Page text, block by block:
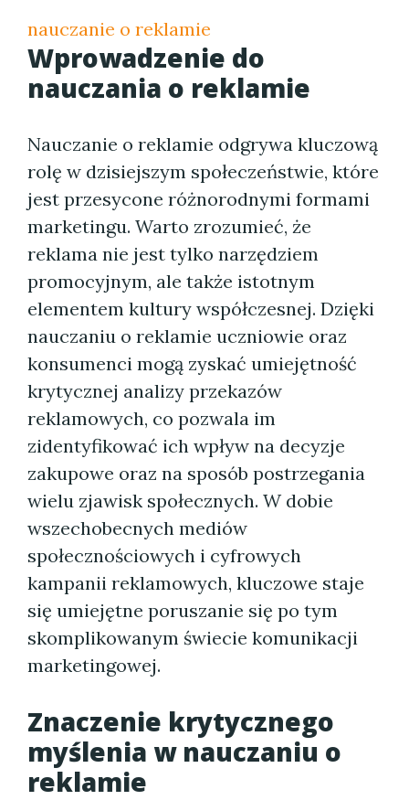
nauczanie o reklamie
Wprowadzenie do
nauczania o reklamie
Nauczanie o reklamie odgrywa kluczową
rolę w dzisiejszym społeczeństwie, które
jest przesycone różnorodnymi formami
marketingu. Warto zrozumieć, że
reklama nie jest tylko narzędziem
promocyjnym, ale także istotnym
elementem kultury współczesnej. Dzięki
nauczaniu o reklamie uczniowie oraz
konsumenci mogą zyskać umiejętność
krytycznej analizy przekazów
reklamowych, co pozwala im
zidentyfikować ich wpływ na decyzje
zakupowe oraz na sposób postrzegania
wielu zjawisk społecznych. W dobie
wszechobecnych mediów
społecznościowych i cyfrowych
kampanii reklamowych, kluczowe staje
się umiejętne poruszanie się po tym
skomplikowanym świecie komunikacji
marketingowej.
Znaczenie krytycznego
myślenia w nauczaniu o
reklamie